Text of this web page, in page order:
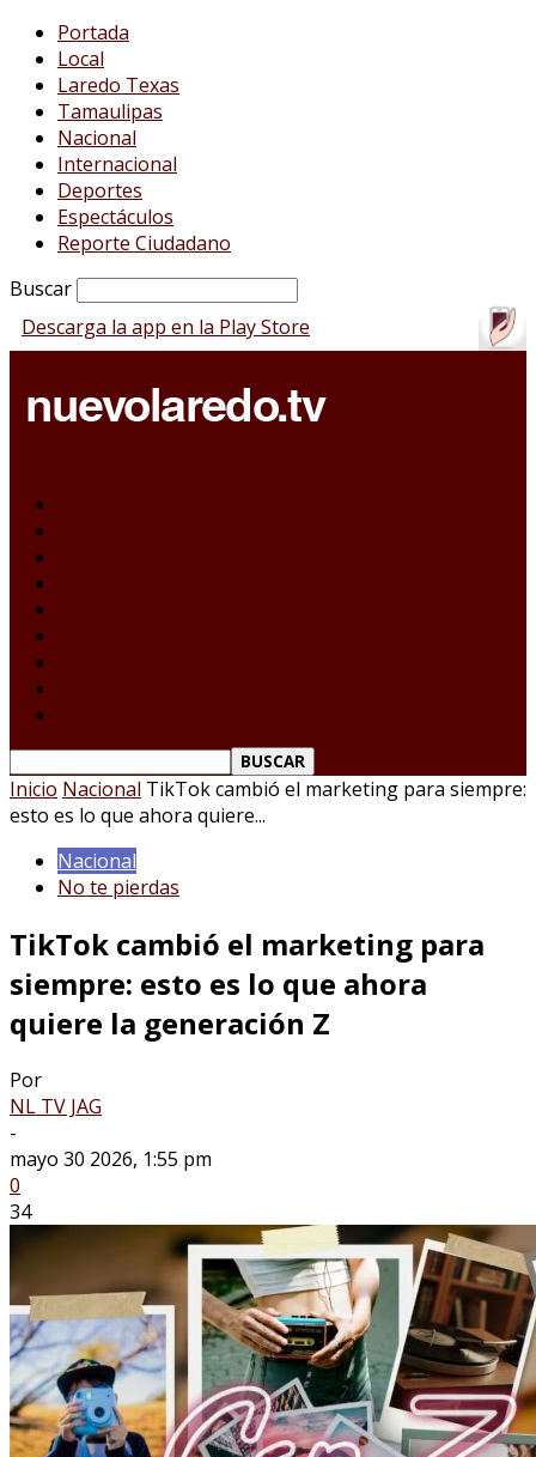
Portada
Local
Laredo Texas
Tamaulipas
Nacional
Internacional
Deportes
Espectáculos
Reporte Ciudadano
Buscar
Descarga la app en la Play Store
Inicio Nacional TikTok cambió el marketing para siempre:
esto es lo que ahora quiere...
Nacional
No te pierdas
TikTok cambió el marketing para
siempre: esto es lo que ahora
quiere la generación Z
Por
NL TV JAG
-
mayo 30 2026, 1:55 pm
0
34